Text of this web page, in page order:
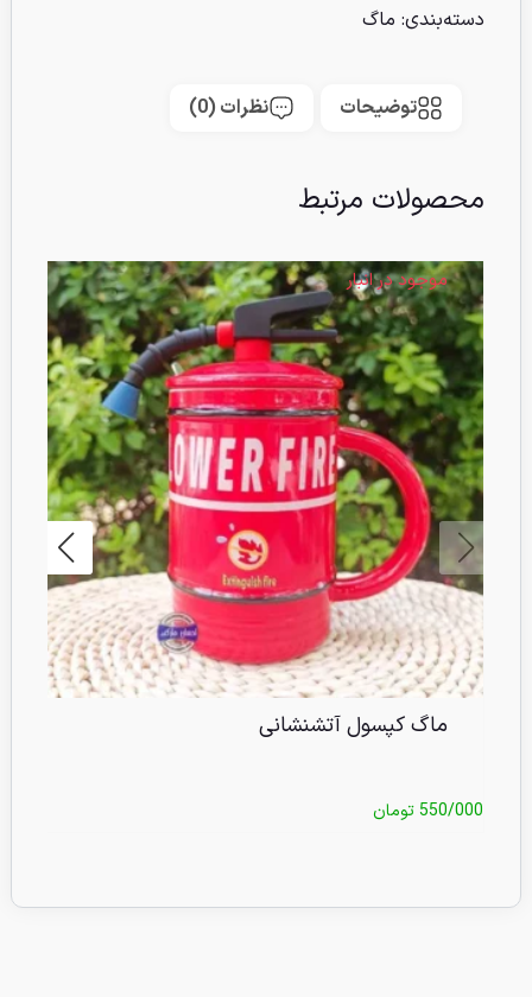
دسته‌بندی: ماگ
توضیحات نظرات (0)
محصولات مرتبط
موجود در انبار
ماگ کپسول آتشنشانی
550/000تومان